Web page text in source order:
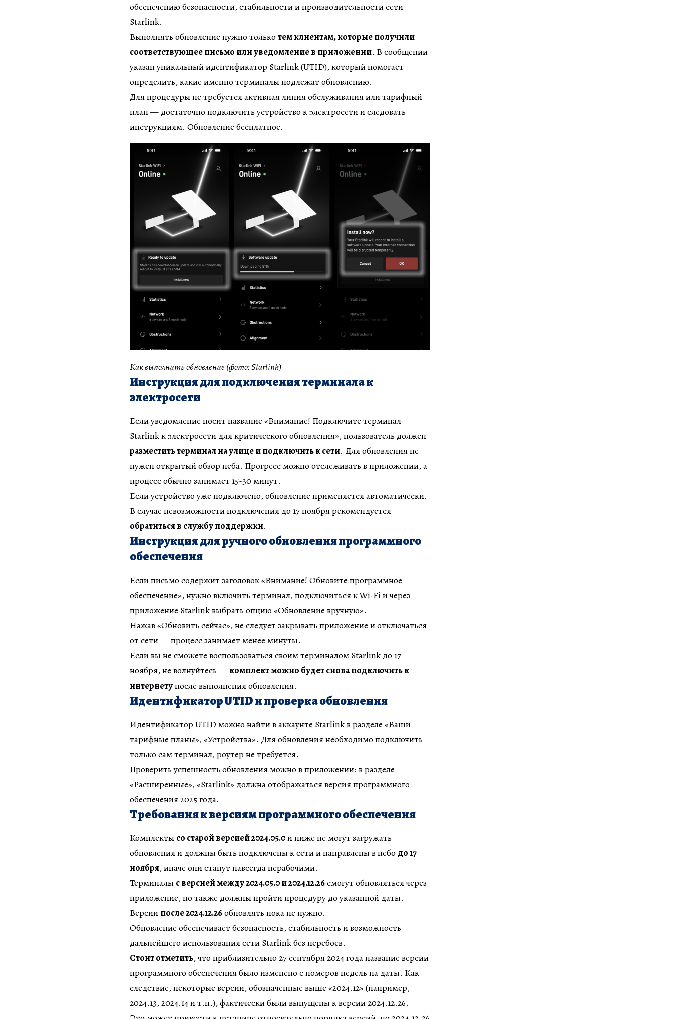
обеспечению безопасности, стабильности и производительности сети
Starlink.
Выполнять обновление нужно только тем клиентам, которые получили
соответствующее письмо или уведомление в приложении. В сообщении
указан уникальный идентификатор Starlink (UTID), который помогает
определить, какие именно терминалы подлежат обновлению.
Для процедуры не требуется активная линия обслуживания или тарифный
план — достаточно подключить устройство к электросети и следовать
инструкциям. Обновление бесплатное.
Как выполнить обновление (фото: Starlink)
Инструкция для подключения терминала к
электросети
Если уведомление носит название «Внимание! Подключите терминал
Starlink к электросети для критического обновления», пользователь должен
разместить терминал на улице и подключить к сети. Для обновления не
нужен открытый обзор неба. Прогресс можно отслеживать в приложении, а
процесс обычно занимает 15-30 минут.
Если устройство уже подключено, обновление применяется автоматически.
В случае невозможности подключения до 17 ноября рекомендуется
обратиться в службу поддержки.
Инструкция для ручного обновления программного
обеспечения
Если письмо содержит заголовок «Внимание! Обновите программное
обеспечение», нужно включить терминал, подключиться к Wi-Fi и через
приложение Starlink выбрать опцию «Обновление вручную».
Нажав «Обновить сейчас», не следует закрывать приложение и отключаться
от сети — процесс занимает менее минуты.
Если вы не сможете воспользоваться своим терминалом Starlink до 17
ноября, не волнуйтесь — комплект можно будет снова подключить к
интернетупосле выполнения обновления.
Идентификатор UTID и проверка обновления
Идентификатор UTID можно найти в аккаунте Starlink в разделе «Ваши
тарифные планы», «Устройства». Для обновления необходимо подключить
только сам терминал, роутер не требуется.
Проверить успешность обновления можно в приложении: в разделе
«Расширенные», «Starlink» должна отображаться версия программного
обеспечения 2025 года.
Требования к версиям программного обеспечения
Комплекты со старой версией 2024.05.0и ниже не могут загружать
обновления и должны быть подключены к сети и направлены в небо до 17
ноября, иначе они станут навсегда нерабочими.
Терминалы с версией между 2024.05.0 и 2024.12.26смогут обновляться через
приложение, но также должны пройти процедуру до указанной даты.
Версии после 2024.12.26обновлять пока не нужно.
Обновление обеспечивает безопасность, стабильность и возможность
дальнейшего использования сети Starlink без перебоев.
Стоит отметить, что приблизительно 27 сентября 2024 года название версии
программного обеспечения было изменено с номеров недель на даты. Как
следствие, некоторые версии, обозначенные выше «2024.12» (например,
2024.13, 2024.14 и т.п.), фактически были выпущены к версии 2024.12.26.